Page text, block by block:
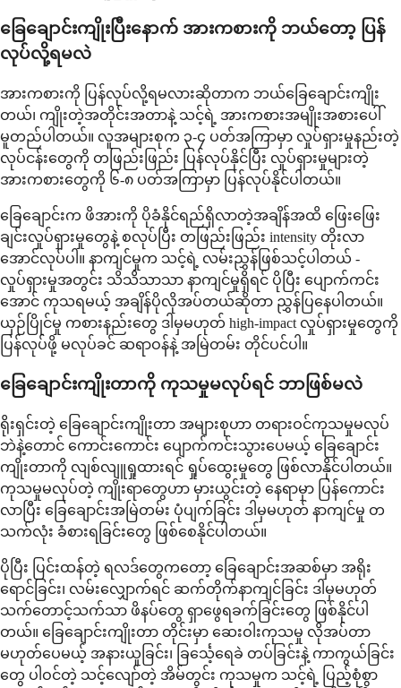
ခြေချောင်းကျိုးပြီးနောက် အားကစားကို ဘယ်တော့ ပြန်
လုပ်လို့ရမလဲ
အားကစားကို ပြန်လုပ်လို့ရမလားဆိုတာက ဘယ်ခြေချောင်းကျိုး
တယ်၊ ကျိုးတဲ့အတိုင်းအတာနဲ့ သင့်ရဲ့ အားကစားအမျိုးအစားပေါ်
မူတည်ပါတယ်။ လူအများစုက ၃-၄ ပတ်အကြာမှာ လှုပ်ရှားမှုနည်းတဲ့
လုပ်ငန်းတွေကို တဖြည်းဖြည်း ပြန်လုပ်နိုင်ပြီး လှုပ်ရှားမှုများတဲ့
အားကစားတွေကို ၆-၈ ပတ်အကြာမှာ ပြန်လုပ်နိုင်ပါတယ်။
ခြေချောင်းက ဖိအားကို ပိုခံနိုင်ရည်ရှိလာတဲ့အချိန်အထိ ဖြေးဖြေး
ချင်းလှုပ်ရှားမှုတွေနဲ့ စလုပ်ပြီး တဖြည်းဖြည်း intensity တိုးလာ
အောင်လုပ်ပါ။ နာကျင်မှုက သင့်ရဲ့ လမ်းညွှန်ဖြစ်သင့်ပါတယ် -
လှုပ်ရှားမှုအတွင်း သိသိသာသာ နာကျင်မှုရှိရင် ပိုပြီး ပျောက်ကင်း
အောင် ကုသရမယ့် အချိန်ပိုလိုအပ်တယ်ဆိုတာ ညွှန်ပြနေပါတယ်။
ယှဉ်ပြိုင်မှု ကစားနည်းတွေ ဒါမှမဟုတ် high-impact လှုပ်ရှားမှုတွေကို
ပြန်လုပ်ဖို့ မလုပ်ခင် ဆရာဝန်နဲ့ အမြဲတမ်း တိုင်ပင်ပါ။
ခြေချောင်းကျိုးတာကို ကုသမှုမလုပ်ရင် ဘာဖြစ်မလဲ
ရိုးရှင်းတဲ့ ခြေချောင်းကျိုးတာ အများစုဟာ တရားဝင်ကုသမှုမလုပ်
ဘဲနဲ့တောင် ကောင်းကောင်း ပျောက်ကင်းသွားပေမယ့် ခြေချောင်း
ကျိုးတာကို လျစ်လျူရှုထားရင် ရှုပ်ထွေးမှုတွေ ဖြစ်လာနိုင်ပါတယ်။
ကုသမှုမလုပ်တဲ့ ကျိုးရာတွေဟာ မှားယွင်းတဲ့ နေရာမှာ ပြန်ကောင်း
လာပြီး ခြေချောင်းအမြဲတမ်း ပုံပျက်ခြင်း ဒါမှမဟုတ် နာကျင်မှု တ
သက်လုံး ခံစားရခြင်းတွေ ဖြစ်စေနိုင်ပါတယ်။
ပိုပြီး ပြင်းထန်တဲ့ ရလဒ်တွေကတော့ ခြေချောင်းအဆစ်မှာ အရိုး
ရောင်ခြင်း၊ လမ်းလျှောက်ရင် ဆက်တိုက်နာကျင်ခြင်း ဒါမှမဟုတ်
သက်တောင့်သက်သာ ဖိနပ်တွေ ရှာဖွေရခက်ခြင်းတွေ ဖြစ်နိုင်ပါ
တယ်။ ခြေချောင်းကျိုးတာ တိုင်းမှာ ဆေးဝါးကုသမှု လိုအပ်တာ
မဟုတ်ပေမယ့် အနားယူခြင်း၊ ခြင်္သေ့ရေခဲ တပ်ခြင်းနဲ့ ကာကွယ်ခြင်း
တွေ ပါဝင်တဲ့ သင့်လျော်တဲ့ အိမ်တွင်း ကုသမှုက သင့်ရဲ့ ပြည့်စုံစွာ